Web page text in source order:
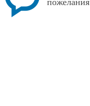
пожелания